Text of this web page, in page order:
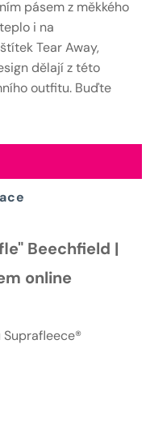
pásem z měkkého
i na
Tear Away,
dělají z této
outfitu. Buďte
Beechfield |
online